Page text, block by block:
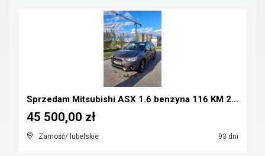
Sprzedam Mitsubishi ASX 1.6 benzyna 116 KM 2016r
Zamość/ lubelskie 93 dni
45 500,00 zł